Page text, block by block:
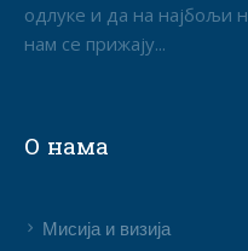
одлуке и да на најбољи
нам се прижају...
О нама
Мисија и визија